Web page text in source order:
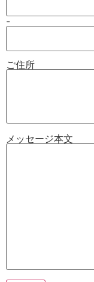
-
ご住所
メッセージ本文